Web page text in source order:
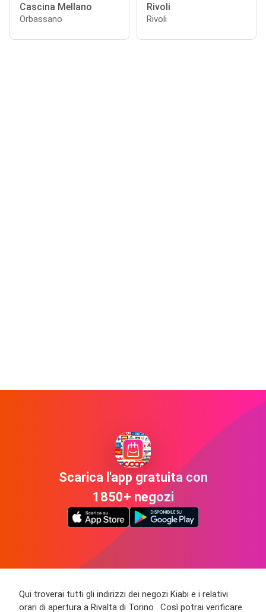
Cascina Mellano
Orbassano
Rivoli
Rivoli
Scarica l'app gratuita con
1850+ negozi
Qui troverai tutti gli indirizzi dei negozi Kiabi e i relativi
orari di apertura a Rivalta di Torino . Così potrai verificare